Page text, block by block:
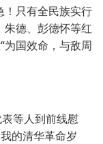
！只有全民族实行
朱德、彭德怀等红
为国效命，与敌周
等人到前线慰
的清华革命岁